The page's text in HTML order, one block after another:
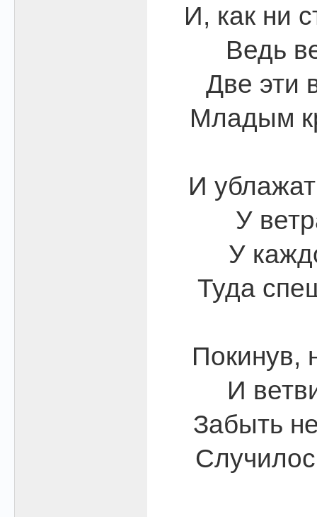
И, как ни
Ведь
Две эти
Младым
И
У
У
Туда
Покинув,
И
Забыть